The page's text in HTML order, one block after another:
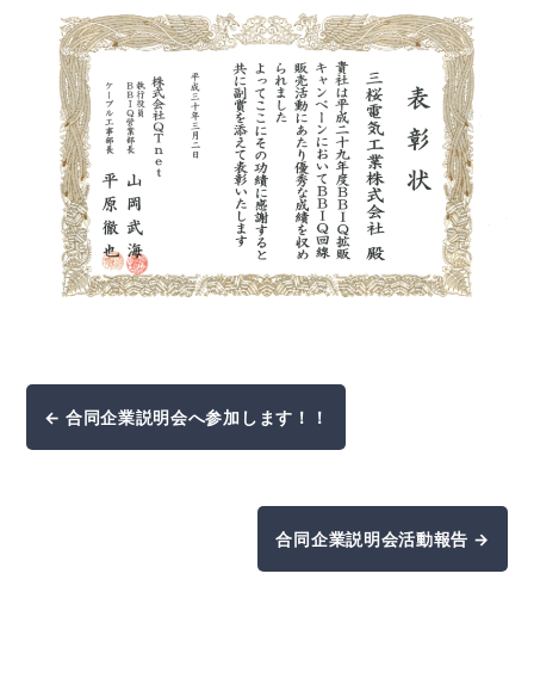
← 合同企業説明会へ参加します！！
合同企業説明会活動報告 →